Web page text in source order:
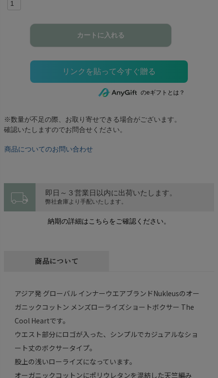
カートに入れる
のeギフトとは？
※数量が不足の際、お取り寄せできる場合がございます。
確認いたしますのでお問合せください。
商品についてのお問い合わせ
local_shipping 即日～３営業日以内に出荷いたします。
弊社倉庫より手配いたします。
納期の詳細はこちらをご確認ください。
商品について
アジア発 グローバル インナーウエアブランドNukleusのオー
ガニックコットン メンズローライズショートボクサー The
Cool Heartです。
ウエスト部分にロゴが入った、シンプルでカジュアルなショ
ート丈のボクサータイプ。
股上の浅いローライズになっています。
オーガニックコットンにポリウレタンを混紡した天竺編み